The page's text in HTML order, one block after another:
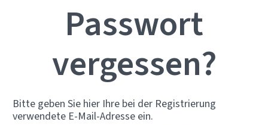
Passwort
vergessen?
Bitte geben Sie hier Ihre bei der Registrierung
verwendete E-Mail-Adresse ein.